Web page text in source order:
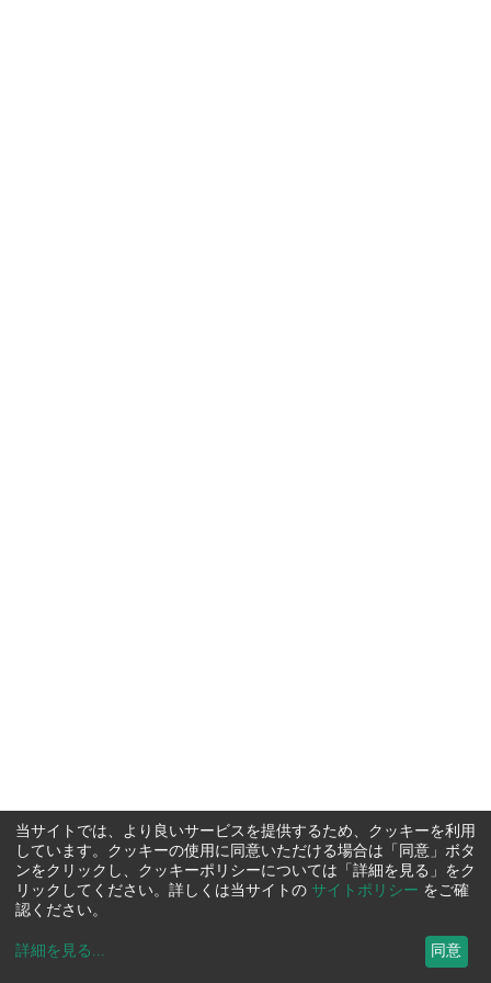
当サイトでは、より良いサービスを提供するため、クッキーを利用
しています。クッキーの使用に同意いただける場合は「同意」ボタ
ンをクリックし、クッキーポリシーについては「詳細を見る」をク
リックしてください。詳しくは当サイトの サイトポリシー をご確
認ください。
詳細を見る ... 同意